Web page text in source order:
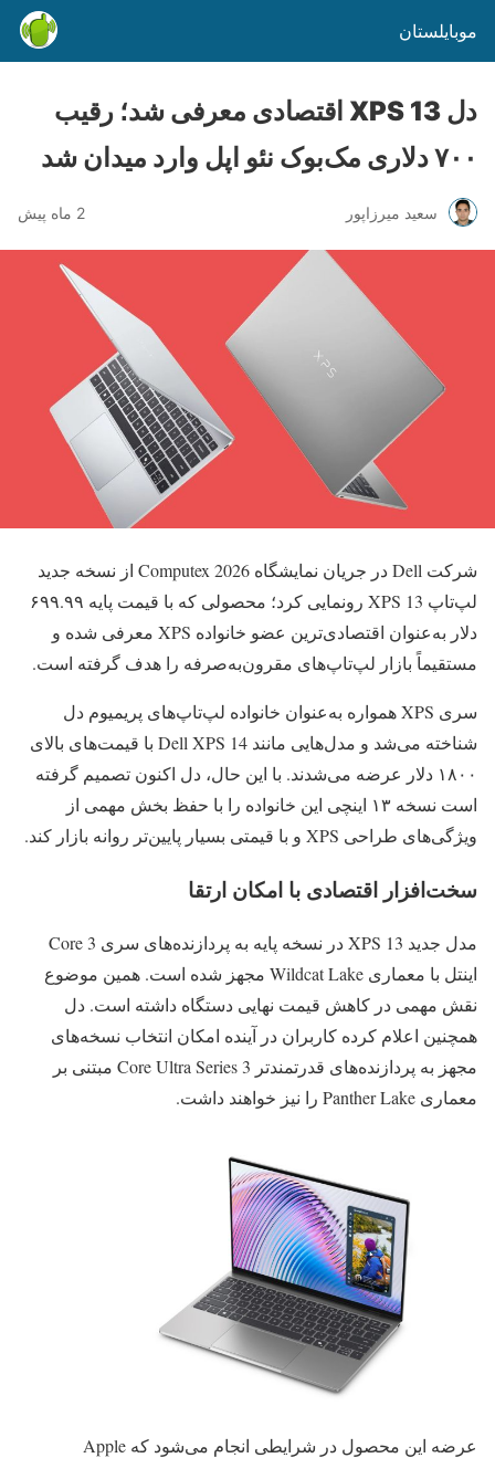
موبایلستان
دل XPS 13 اقتصادی معرفی شد؛ رقیب
۷۰۰ دلاری مک‌بوک نئو اپل وارد میدان شد
سعید میرزاپور 2 ماه پیش
شرکت Dell در جریان نمایشگاه Computex 2026 از نسخه جدید
لپ‌تاپ XPS 13 رونمایی کرد؛ محصولی که با قیمت پایه ۶۹۹.۹۹
دلار به‌عنوان اقتصادی‌ترین عضو خانواده XPS معرفی شده و
مستقیماً بازار لپ‌تاپ‌های مقرون‌به‌صرفه را هدف گرفته است.
سری XPS همواره به‌عنوان خانواده لپ‌تاپ‌های پریمیوم دل
شناخته می‌شد و مدل‌هایی مانند Dell XPS 14 با قیمت‌های بالای
۱۸۰۰ دلار عرضه می‌شدند. با این حال، دل اکنون تصمیم گرفته
است نسخه ۱۳ اینچی این خانواده را با حفظ بخش مهمی از
ویژگی‌های طراحی XPS و با قیمتی بسیار پایین‌تر روانه بازار کند.
سخت‌افزار اقتصادی با امکان ارتقا
مدل جدید XPS 13 در نسخه پایه به پردازنده‌های سری Core 3
اینتل با معماری Wildcat Lake مجهز شده است. همین موضوع
نقش مهمی در کاهش قیمت نهایی دستگاه داشته است. دل
همچنین اعلام کرده کاربران در آینده امکان انتخاب نسخه‌های
مجهز به پردازنده‌های قدرتمندتر Core Ultra Series 3 مبتنی بر
معماری Panther Lake را نیز خواهند داشت.
عرضه این محصول در شرایطی انجام می‌شود که Apple